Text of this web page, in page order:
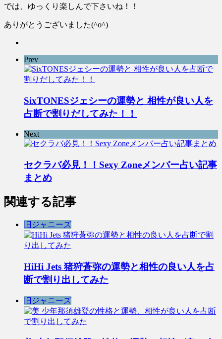
では、ゆっくり楽しんで下さいね！！
ありがとうございました(^o^)
Prev
SixTONESジェシーの運勢と 相性が良い人を
占断で割りだしてみた！！
Next
セクラバ必見！！Sexy Zoneメンバー占い記事
まとめ
関連する記事
旧ジャニーズ
HiHi Jets 猪狩蒼弥の運勢と相性の良い人を占
断で割り出してみた
旧ジャニーズ